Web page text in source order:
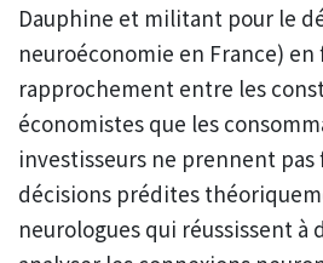
Dauphine et militant pour le
neuroéconomie en France) en
rapprochement entre les
économistes que les
investisseurs ne prennent
décisions prédites
neurologues qui réussissent à